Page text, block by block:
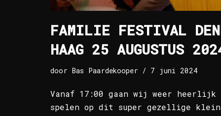
FAMILIE FESTIVAL
HAAG 25 AUGUSTUS
door Bas Paardekooper 7 juni 2024
Vanaf 17:00 gaan wij weer heerlijk
spelen op dit super gezellige